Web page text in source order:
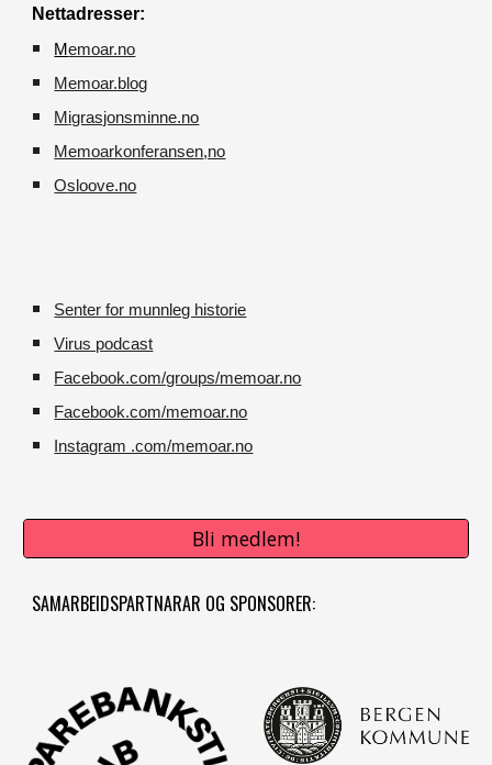
Nettadresser:
Memoar.no
Memoar.blog
M igrasjonsminne.no
Memoarkonferansen,no
Osloove.no
Senter for munnleg historie
Virus podcast
Facebook.com/groups/memoar.no
Facebook.com/memoar.no
Instagram .com/memoar.no
Bli medlem!
SAMARBEIDSPARTNARAR OG SPONSORER: